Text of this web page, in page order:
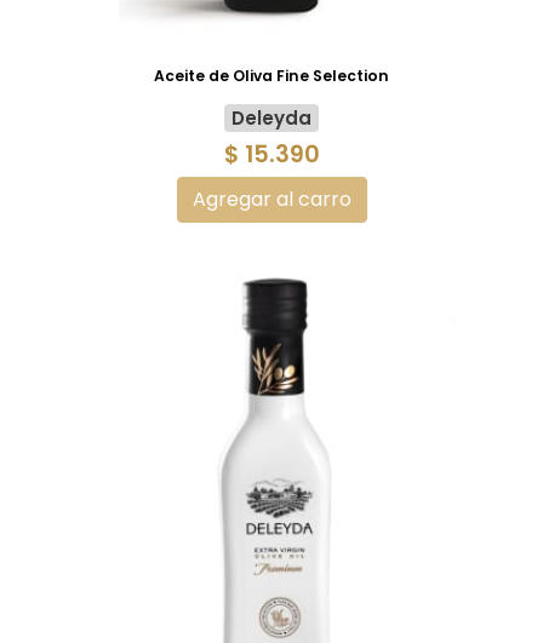
Aceite de Oliva Fine Selection
Deleyda
$ 15.390
Agregar al carro